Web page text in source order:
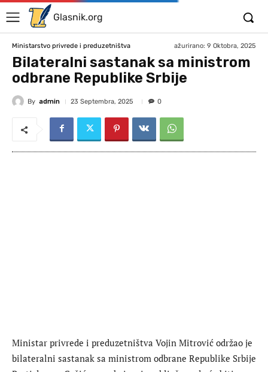
Glasnik.org
Ministarstvo privrede i preduzetništva ažurirano: 9 Oktobra, 2025
Bilateralni sastanak sa ministrom
odbrane Republike Srbije
By admin 23 Septembra, 2025 0
Ministar privrede i preduzetništva Vojin Mitrović održao je
bilateralni sastanak sa ministrom odbrane Republike Srbije